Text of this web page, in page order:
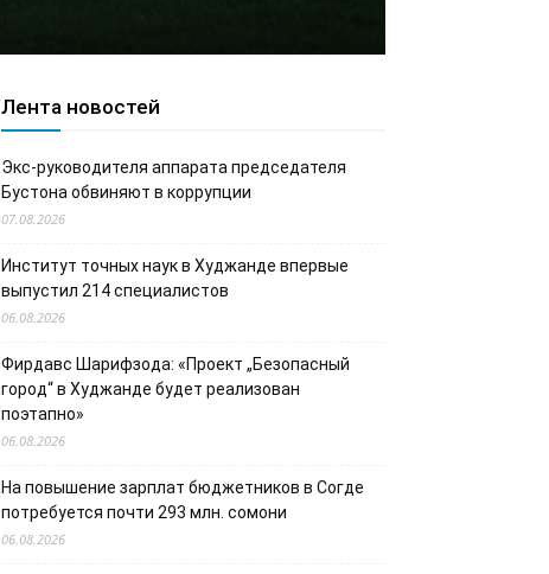
Лента новостей
Экс-руководителя аппарата председателя
Бустона обвиняют в коррупции
07.08.2026
Институт точных наук в Худжанде впервые
выпустил 214 специалистов
06.08.2026
Фирдавс Шарифзода: «Проект „Безопасный
город“ в Худжанде будет реализован
поэтапно»
06.08.2026
На повышение зарплат бюджетников в Согде
потребуется почти 293 млн. сомони
06.08.2026